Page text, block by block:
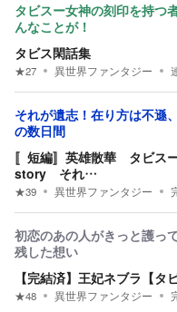
タビスー女神の刻印を持つ
んなことが！
タビス閑話集
★27 異世界ファンタジー
それが遺志！在り方は不遜
の数日間
〚短編〛英雄散華 タビス
story それ…
★39 異世界ファンタジー
初恋のあの人がきっと護っ
残した想い
【完結済】王妃ネブラ【
★48 異世界ファンタジー